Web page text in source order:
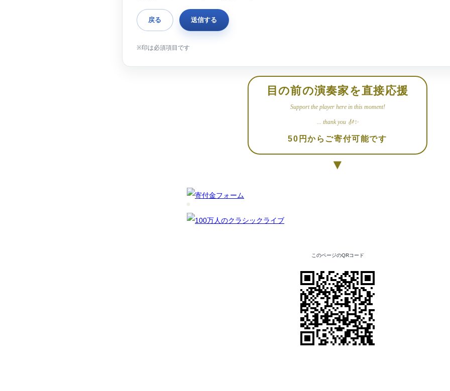
目の前の演奏家を直接応援
Support the player here in this moment!
... thank you 🎻✨
50円からご寄付可能です
▼
このページのQRコード